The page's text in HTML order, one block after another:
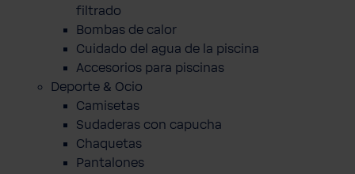
filtrado
Bombas de calor
Cuidado del agua de la piscina
Accesorios para piscinas
Deporte & Ocio
Camisetas
Sudaderas con capucha
Chaquetas
Pantalones